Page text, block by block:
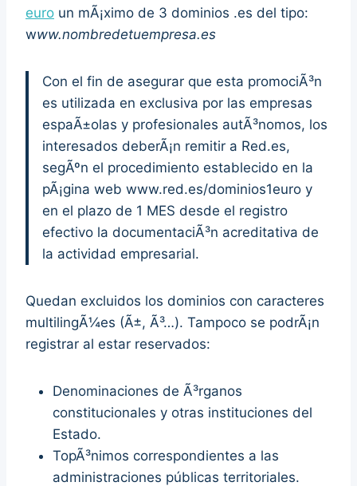
euro un mÃ¡ximo de 3 dominios .es del tipo:
www.nombredetuempresa.es
Con el fin de asegurar que esta promociÃ³n
es utilizada en exclusiva por las empresas
espaÃ±olas y profesionales autÃ³nomos, los
interesados deberÃ¡n remitir a Red.es,
segÃºn el procedimiento establecido en la
pÃ¡gina web www.red.es/dominios1euro y
en el plazo de 1 MES desde el registro
efectivo la documentaciÃ³n acreditativa de
la actividad empresarial.
Quedan excluidos los dominios con caracteres
multilingÃ¼es (Ã±, Ã³…). Tampoco se podrÃ¡n
registrar al estar reservados:
Denominaciones de Ã³rganos
constitucionales y otras instituciones del
Estado.
TopÃ³nimos correspondientes a las
administraciones públicas territoriales.